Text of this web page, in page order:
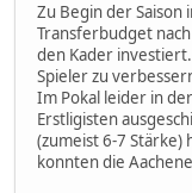
Zu Begin der Saison
Transferbudget
den Kader
Spieler zu
Im Pokal leider in
Erstligisten
(zumeist 6-7 Stärke)
konnten die